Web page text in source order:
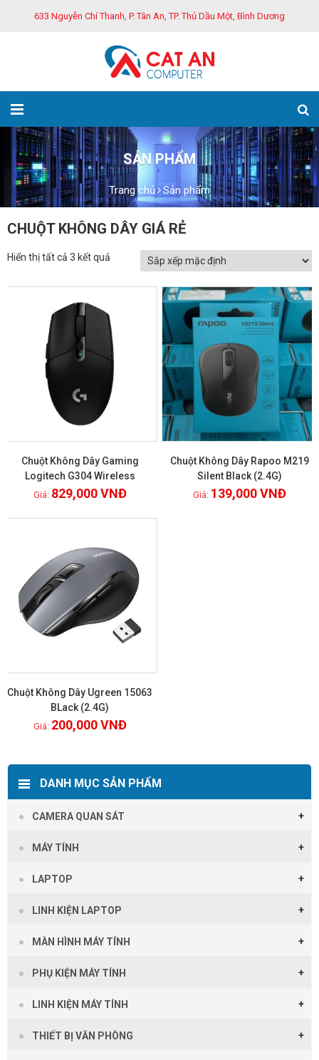
633 Nguyễn Chí Thanh, P. Tân An, TP. Thủ Dầu Một, Bình Dương
SẢN PHẨM
Trang chủ Sản phẩm
CHUỘT KHÔNG DÂY GIÁ RẺ
Hiển thị tất cả 3 kết quả
Xem chi tiết
Chuột Không Dây Gaming
Logitech G304 Wireless
829,000VNĐ Xem chi tiết
Chuột Không Dây Rapoo M219
Silent Black (2.4G)
139,000VNĐ
Xem chi tiết
Chuột Không Dây Ugreen 15063
BLack (2.4G)
200,000VNĐ
DANH MỤC SẢN PHẨM
CAMERA QUAN SÁT
MÁY TÍNH
LAPTOP
LINH KIỆN LAPTOP
MÀN HÌNH MÁY TÍNH
PHỤ KIỆN MÁY TÍNH
LINH KIỆN MÁY TÍNH
THIẾT BỊ VĂN PHÒNG